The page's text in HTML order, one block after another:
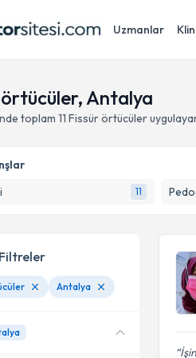
Uzmanlar
örtücüler, Antalya
toplam 11 Fissür örtücüler
11
Antalya